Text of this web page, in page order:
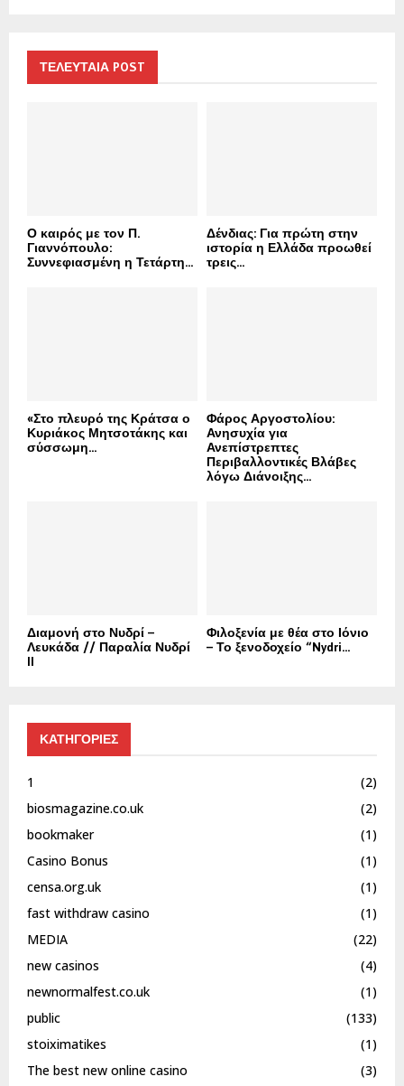
f
ΤΕΛΕΥΤΑΙΑ POST
Ο καιρός με τον Π.
Γιαννόπουλο:
Συννεφιασμένη η Τετάρτη...
Δένδιας: Για πρώτη στην
ιστορία η Ελλάδα προωθεί
τρεις...
«Στο πλευρό της Κράτσα ο
Κυριάκος Μητσοτάκης και
σύσσωμη...
Φάρος Αργοστολίου:
Ανησυχία για
Ανεπίστρεπτες
Περιβαλλοντικές Βλάβες
λόγω Διάνοιξης...
Διαμονή στο Νυδρί –
Λευκάδα // Παραλία Νυδρί
II
Φιλοξενία με θέα στο Ιόνιο
– Το ξενοδοχείο “Nydri...
ΚΑΤΗΓΟΡΙΕΣ
1
(2)
biosmagazine.co.uk
(2)
bookmaker
(1)
Casino Bonus
(1)
censa.org.uk
(1)
fast withdraw casino
(1)
MEDIA
(22)
new casinos
(4)
newnormalfest.co.uk
(1)
public
(133)
stoiximatikes
(1)
The best new online casino
(3)